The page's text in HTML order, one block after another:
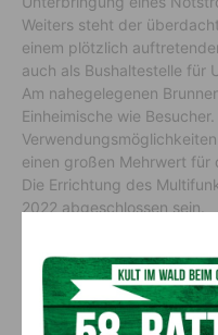
Weiters steht der
einem plötzlich
auch als Bushaltestelle für
Am nahegelegenen
Einheimische wie
einen großen Mehrwert für
Die Errichtung des
2022 abgeschlossen sein.
Vorheriger Artikel
Rekordinflation von fast 10
Prozent drängt immer mehr